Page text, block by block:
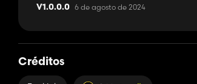
- Preço: $ 30.000;
Sessões do Pivô 2:
V1.0.0.0 6 de agosto de 2024
Créditos